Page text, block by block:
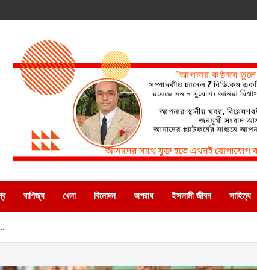
বাণিজ্য খেলা বিনোদন অপরাধ ইসলামী জীবন সাহিত্য